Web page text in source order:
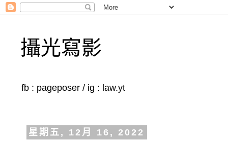
攝光寫影
fb : pageposer / ig : law.yt
星期五, 12月 16, 2022